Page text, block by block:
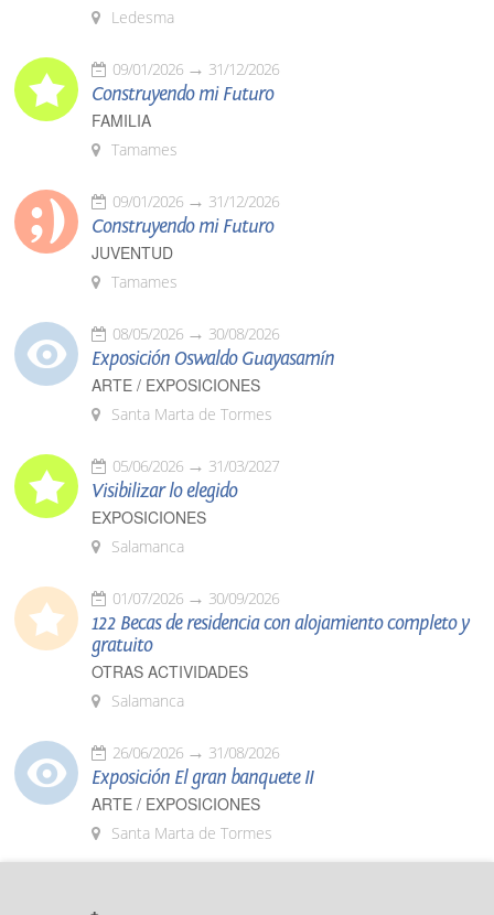
Ledesma
09/01/2026 31/12/2026
Construyendo mi Futuro
FAMILIA
Tamames
09/01/2026 31/12/2026
Construyendo mi Futuro
JUVENTUD
Tamames
08/05/2026 30/08/2026
Exposición Oswaldo Guayasamín
ARTE / EXPOSICIONES
Santa Marta de Tormes
05/06/2026 31/03/2027
Visibilizar lo elegido
EXPOSICIONES
Salamanca
01/07/2026 30/09/2026
122 Becas de residencia con alojamiento completo y
gratuito
OTRAS ACTIVIDADES
Salamanca
26/06/2026 31/08/2026
Exposición El gran banquete II
ARTE / EXPOSICIONES
Santa Marta de Tormes